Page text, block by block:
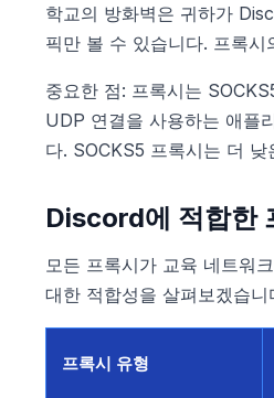
학교의 방화벽은 귀하가
픽만 볼 수 있습니다. 프록
중요한 점: 프록시는
UDP 연결을 사용하는 애플
다. SOCKS5 프록시는 더
Discord에 적합한
모든 프록시가 교육 네트워
대한 적합성을 살펴보겠습니
프록시 유형